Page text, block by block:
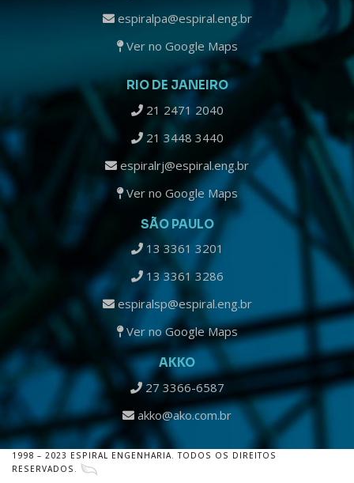
espiralpa@espiral.eng.br
Ver no Google Maps
RIO DE JANEIRO
21 2471 2040
21 3448 3440
espiralrj@espiral.eng.br
Ver no Google Maps
SÃO PAULO
13 3361 3201
13 3361 3286
espiralsp@espiral.eng.br
Ver no Google Maps
AKKO
27 3366-6587
akko@ako.com.br
1998 – 2023 ESPIRAL ENGENHARIA. TODOS OS DIREITOS
RESERVADOS.